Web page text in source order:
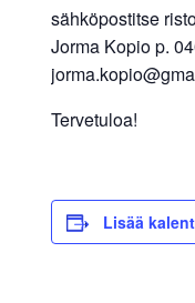
sähköpostitse
Jorma Kopio p.
Tervetuloa!
Lisää